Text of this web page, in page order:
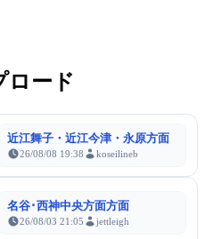
ロード
近江舞子・近江今津・永原方面
26/08/08 19:38 koseilineb
名谷･西神中央方面方面
26/08/03 21:05 jettleigh